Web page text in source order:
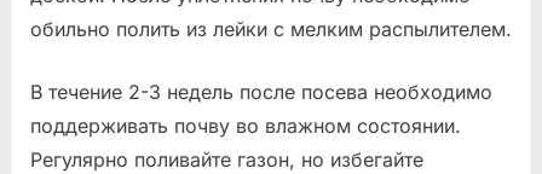
обильно полить из лейки с мелким распылителем.
В течение 2-3 недель после посева необходимо
поддерживать почву во влажном состоянии.
Регулярно поливайте газон, но избегайте